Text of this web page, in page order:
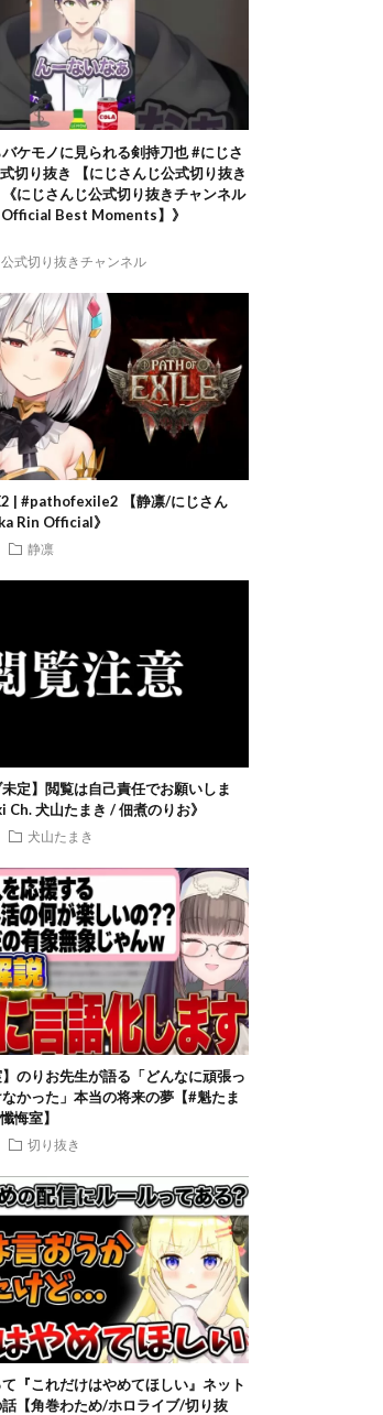
ケモノに見られる剣持刀也 #にじさ
切り抜き 【にじさんじ公式切り抜き
にじさんじ公式切り抜きチャンネル
Official Best Moments】》
式切り抜きチャンネル
| #pathofexile2 【静凛/にじさん
Rin Official》
静凛
未定】閲覧は自己責任でお願いしま
Ch. 犬山たまき / 佃煮のりお》
犬山たまき
】のりお先生が語る「どんなに頑張っ
かった」本当の将来の夢【#魁たま
悔室】
切り抜き
『これだけはやめてほしい』ネット
【角巻わため/ホロライブ/切り抜